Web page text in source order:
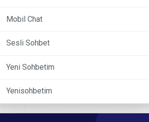
Mobil Chat
Sesli Sohbet
Yeni Sohbetim
Yenisohbetim